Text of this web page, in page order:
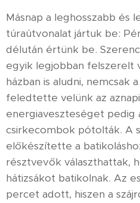
Másnap a leghosszabb és
túraútvonalat jártuk be:
délután értünk be.
egyik legjobban felszerelt
házban is aludni, nemcsak
feledtette velünk az
energiaveszteséget pedig
csirkecombok pótolták. A
előkészítette a
résztvevők választhattak,
hátizsákot batikolnak. Az
percet adott, hiszen a